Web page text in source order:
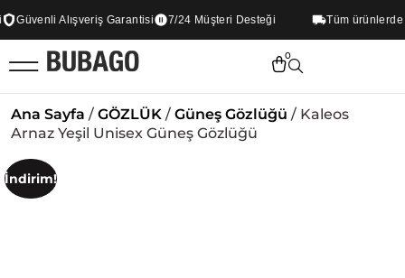
Güvenli Alışveriş Garantisi 7/24 Müşteri Desteği Tüm ürünlerde
0
Ana Sayfa / GÖZLÜK / Güneş Gözlüğü / Kaleos
Arnaz Yeşil Unisex Güneş Gözlüğü
İndirim!